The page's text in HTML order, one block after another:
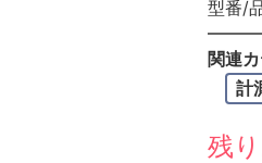
型番/
関連
計
残